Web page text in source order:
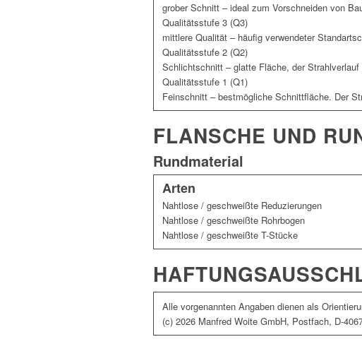
grober Schnitt – ideal zum Vorschneiden von
Qualitätsstufe 3 (Q3)
mittlere Qualität – häufig verwendeter
Qualitätsstufe 2 (Q2)
Schlichtschnitt – glatte Fläche, der
Qualitätsstufe 1 (Q1)
Feinschnitt – bestmögliche Schnittfläche. Der
FLANSCHE UND
Rundmaterial
Arten
Nahtlose / geschweißte Reduzierungen
Nahtlose / geschweißte Rohrbogen
Nahtlose / geschweißte T-Stücke
Alle vorgenannten Angaben dienen als
(c) 2026 Manfred Woite GmbH, Postfach, D-